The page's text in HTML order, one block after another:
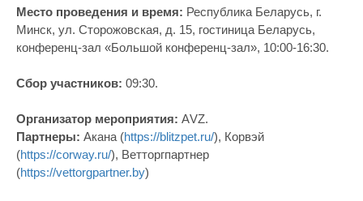
Место проведения и время: Республика Беларусь, г.
Минск, ул. Сторожовская, д. 15, гостиница Беларусь,
конференц-зал «Большой конференц-зал», 10:00-16:30.
Сбор участников: 09:30.
Организатор мероприятия: АVZ.
Партнеры: Акана (https://blitzpet.ru/), Корвэй
(https://corway.ru/), Ветторгпартнер
(https://vettorgpartner.by)